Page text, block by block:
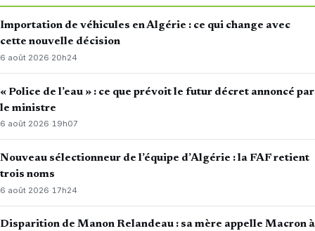
Importation de véhicules en Algérie : ce qui change avec
cette nouvelle décision
6 août 2026·20h24
« Police de l’eau » : ce que prévoit le futur décret annoncé par
le ministre
6 août 2026·19h07
Nouveau sélectionneur de l’équipe d’Algérie : la FAF retient
trois noms
6 août 2026·17h24
Disparition de Manon Relandeau : sa mère appelle Macron à